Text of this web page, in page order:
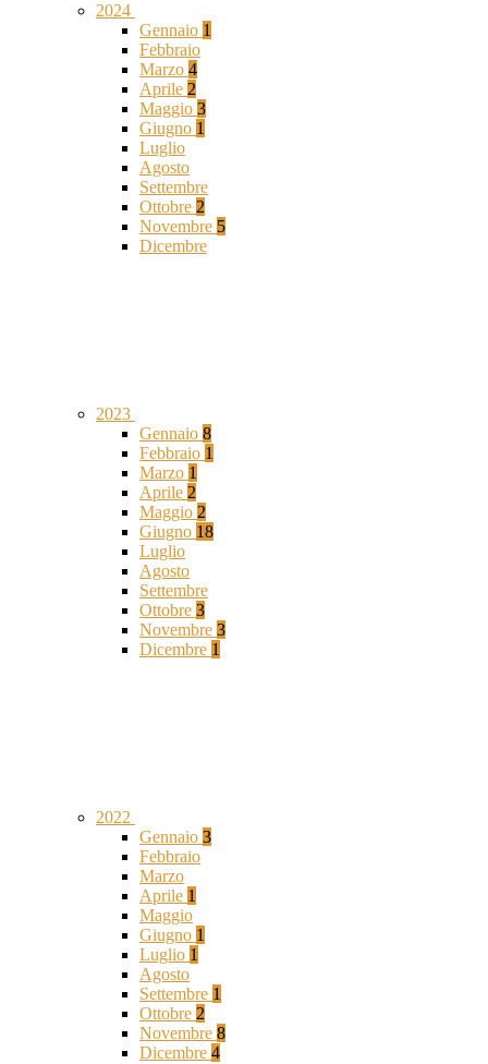
2024
Gennaio 1
Febbraio
Marzo 4
Aprile 2
Maggio 3
Giugno 1
Luglio
Agosto
Settembre
Ottobre 2
Novembre 5
Dicembre
2023
Gennaio 8
Febbraio 1
Marzo 1
Aprile 2
Maggio 2
Giugno 18
Luglio
Agosto
Settembre
Ottobre 3
Novembre 3
Dicembre 1
2022
Gennaio 3
Febbraio
Marzo
Aprile 1
Maggio
Giugno 1
Luglio 1
Agosto
Settembre 1
Ottobre 2
Novembre 8
Dicembre 4